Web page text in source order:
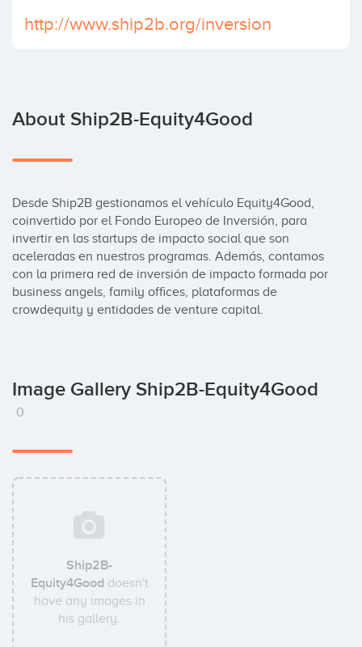
http://www.ship2b.org/inversion
About Ship2B-Equity4Good
Desde Ship2B gestionamos el vehículo Equity4Good,
coinvertido por el Fondo Europeo de Inversión, para
invertir en las startups de impacto social que son
aceleradas en nuestros programas. Además, contamos
con la primera red de inversión de impacto formada por
business angels, family offices, plataformas de
crowdequity y entidades de venture capital.
Image Gallery Ship2B-Equity4Good
0
Ship2B-
Equity4Good doesn't
have any images in
his gallery.